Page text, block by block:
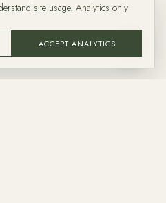
site usage. Analytics only
ACCEPT ANALYTICS